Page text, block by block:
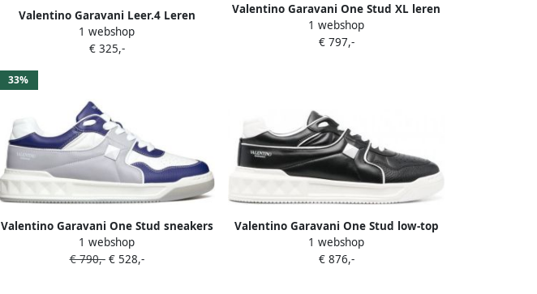
Valentino Garavani Leer.4 Leren
Sneakers voor Heren Wit Heren
1 webshop
€ 325,-
Valentino Garavani One Stud XL leren
sneakers Zwart
1 webshop
€ 797,-
33%
Valentino Garavani One Stud sneakers
Grijs
1 webshop
€ 790,-€ 528,-
Valentino Garavani One Stud low-top
nappa sneakers Zwart
1 webshop
€ 876,-